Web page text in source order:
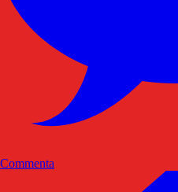
Commenta